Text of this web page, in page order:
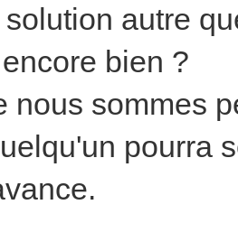
autre
bien ?
nous sommes
pourra